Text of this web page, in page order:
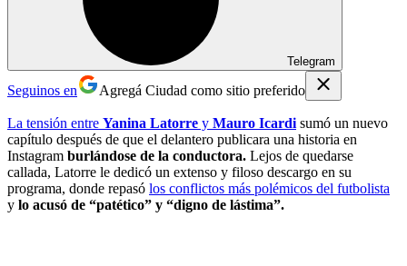
Telegram
Seguinos en Agregá Ciudad como sitio preferido
La tensión entre Yanina Latorre y Mauro Icardi sumó un nuevo
capítulo después de que el delantero publicara una historia en
Instagram burlándose de la conductora. Lejos de quedarse
callada, Latorre le dedicó un extenso y filoso descargo en su
programa, donde repasó los conflictos más polémicos del futbolista
y lo acusó de “patético” y “digno de lástima”.